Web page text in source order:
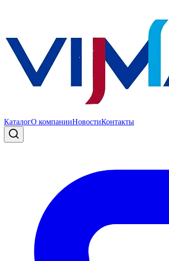
КаталогО компанииНовостиКонтакты